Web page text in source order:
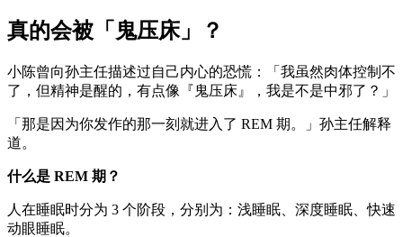
真的会被「鬼压床」？
小陈曾向孙主任描述过自己内心的恐慌：「我虽然肉体控制不
了，但精神是醒的，有点像『鬼压床』，我是不是中邪了？」
「那是因为你发作的那一刻就进入了 REM 期。」孙主任解释
道。
什么是 REM 期？
人在睡眠时分为 3 个阶段，分别为：浅睡眠、深度睡眠、快速
动眼睡眠。